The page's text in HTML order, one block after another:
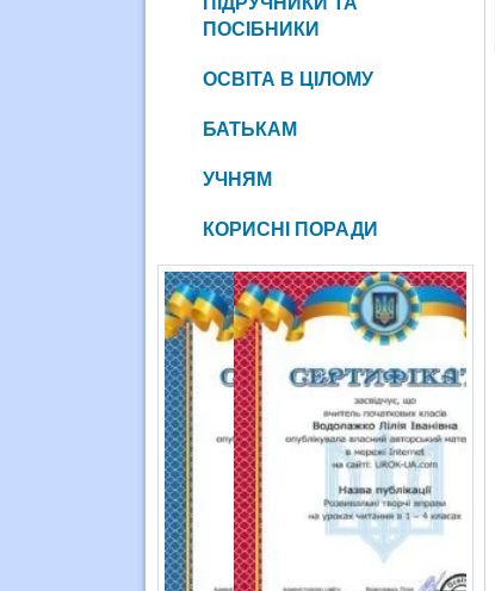
ПОСІБНИКИ
ОСВІТА В ЦІЛОМУ
БАТЬКАМ
УЧНЯМ
КОРИСНІ ПОРАДИ